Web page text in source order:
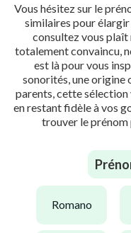
Vous hésitez sur le
similaires pour
consultez vous plaît
totalement convaincu,
est là pour vous
sonorités, une origine
parents, cette sélection
en restant fidèle à vos
trouver le
romano